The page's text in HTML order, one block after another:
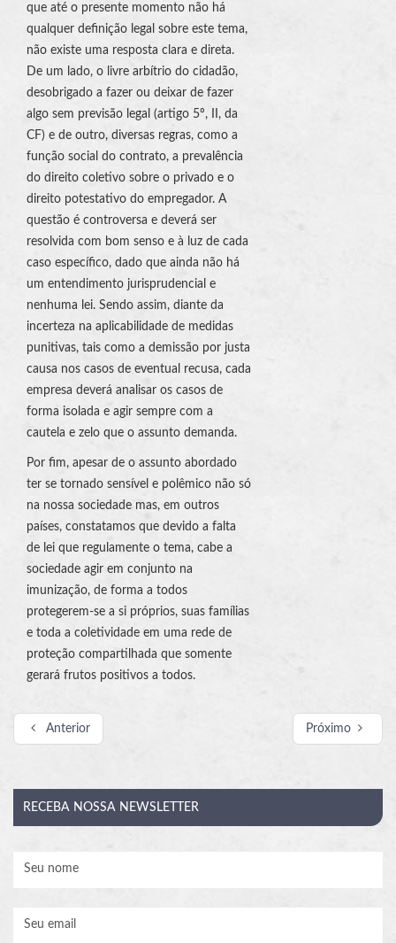
que até o presente momento não há
qualquer definição legal sobre este tema,
não existe uma resposta clara e direta.
De um lado, o livre arbítrio do cidadão,
desobrigado a fazer ou deixar de fazer
algo sem previsão legal (artigo 5º, II, da
CF) e de outro, diversas regras, como a
função social do contrato, a prevalência
do direito coletivo sobre o privado e o
direito potestativo do empregador. A
questão é controversa e deverá ser
resolvida com bom senso e à luz de cada
caso específico, dado que ainda não há
um entendimento jurisprudencial e
nenhuma lei. Sendo assim, diante da
incerteza na aplicabilidade de medidas
punitivas, tais como a demissão por justa
causa nos casos de eventual recusa, cada
empresa deverá analisar os casos de
forma isolada e agir sempre com a
cautela e zelo que o assunto demanda.
Por fim, apesar de o assunto abordado
ter se tornado sensível e polêmico não só
na nossa sociedade mas, em outros
países, constatamos que devido a falta
de lei que regulamente o tema, cabe a
sociedade agir em conjunto na
imunização, de forma a todos
protegerem-se a si próprios, suas famílias
e toda a coletividade em uma rede de
proteção compartilhada que somente
gerará frutos positivos a todos.
Anterior Próximo
RECEBA NOSSA NEWSLETTER